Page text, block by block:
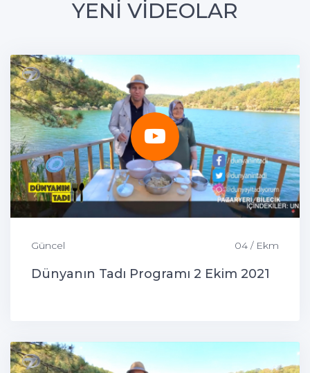
YENİ VİDEOLAR
Güncel 04 / Ekm
Dünyanın Tadı Programı 2 Ekim 2021